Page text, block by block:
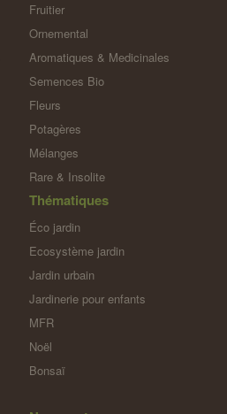
Fruitier
Ornemental
Aromatiques & Medicinales
Semences Bio
Fleurs
Potagères
Mélanges
Rare & Insolite
Thématiques
Éco jardin
Ecosystème jardin
Jardin urbain
Jardinerie pour enfants
MFR
Noël
Bonsaï